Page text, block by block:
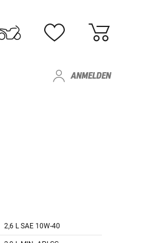
ANMELDEN
2,6 L SAE 10W-40